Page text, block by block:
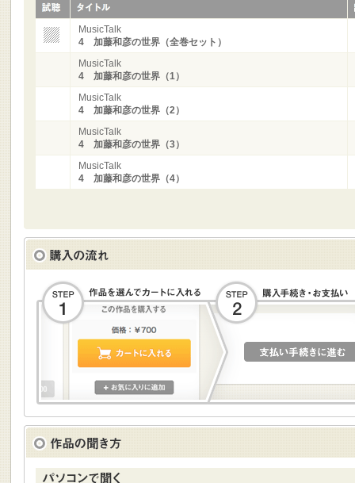
MusicTalk
4 加藤和彦の世界（全巻セット）
MusicTalk
4 加藤和彦の世界（1）
MusicTalk
4 加藤和彦の世界（2）
MusicTalk
4 加藤和彦の世界（3）
MusicTalk
4 加藤和彦の世界（4）